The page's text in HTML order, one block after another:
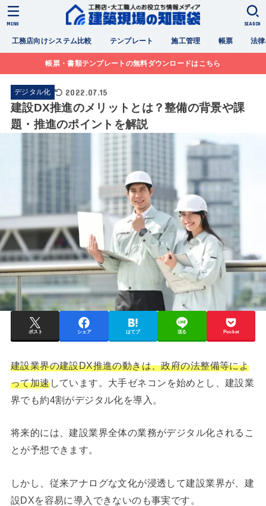
工務店向けシステム比較 テンプレート 施工管理 帳票 法
SEARCH
MENU
帳票・書類テンプレートの無料ダウンロードはこちら
デジタル化 2022.07.15
建設DX推進のメリットとは？整備の背景や課
題・推進のポイントを解説
ポスト シェア はてブ 送る Pocket
建設業界の建設DX推進の動きは、政府の法整備等によ
って加速しています。大手ゼネコンを始めとし、建設業
界でも約4割がデジタル化を導入。
将来的には、建設業界全体の業務がデジタル化されるこ
とが予想できます。
しかし、従来アナログな文化が浸透して建設業界が、建
設DXを容易に導入できないのも事実です。